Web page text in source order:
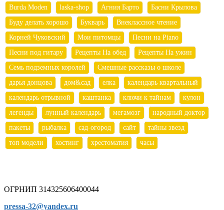
Burda Moden laska-shop Агния Барто
Басни Крылова
Буду делать хорошо
Букварь
Внеклассное чтение
Корней Чуковский
Мои питомцы
Песни на Piano
Песни под гитару
Рецепты На обед
Рецепты На ужин
Семь подземных королей
Смешные рассказы о школе
дарья донцова
дом&сад елка
календарь квартальный
календарь отрывной
каштанка ключи к тайнам
кулон
легенды
лунный календарь мегамозг
народный доктор
пакеты
рыбалка сад-огород сайт
тайны звезд
топ модели
хостинг хрестоматия часы
ОГРНИП 314325606400044
pressa-32@yandex.ru